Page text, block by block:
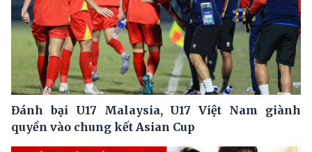
Đánh bại U17 Malaysia, U17 Việt Nam giành
quyền vào chung kết Asian Cup